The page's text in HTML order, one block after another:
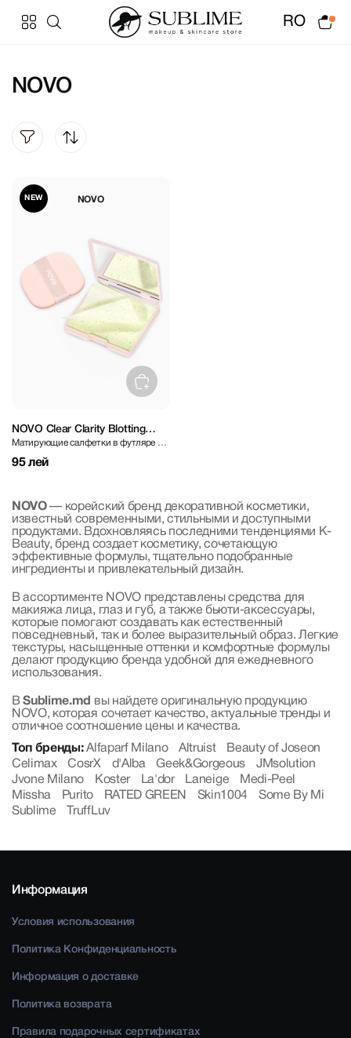
RO
NOVO
NOVO
NEW
NOVO Clear Clarity Blotting
Paper / Refill 100 sheets - With
Case
Матирующие салфетки в футляре с
зеркалом
95 лей
NOVO— корейский бренд декоративной косметики,
известный современными, стильными и доступными
продуктами. Вдохновляясь последними тенденциями K-
Beauty, бренд создает косметику, сочетающую
эффективные формулы, тщательно подобранные
ингредиенты и привлекательный дизайн.
В ассортименте NOVO представлены средства для
макияжа лица, глаз и губ, а также бьюти-аксессуары,
которые помогают создавать как естественный
повседневный, так и более выразительный образ. Легкие
текстуры, насыщенные оттенки и комфортные формулы
делают продукцию бренда удобной для ежедневного
использования.
ВSublime.md вы найдете оригинальную продукцию
NOVO, которая сочетает качество, актуальные тренды и
отличное соотношение цены и качества.
Топ бренды: Alfaparf Milano Altruist
Beauty of Joseon
Celimax
CosrX d'Alba Geek&Gorgeous
JMsolution
Jvone Milano
Koster La'dor Laneige
Medi-Peel
Missha
Purito RATED GREEN Skin1004
Some By Mi
Sublime
TruffLuv
Информация
Условия использования
Политика Конфиденциальность
Информация о доставке
Политика возврата
Правила подарочных сертификатах